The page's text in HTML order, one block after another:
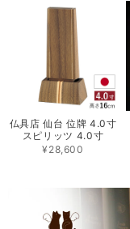
仏具店 仙台 位牌 4.0寸
スピリッツ 4.0寸
¥28,600